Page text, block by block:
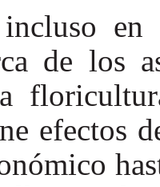
en
de los
efectos